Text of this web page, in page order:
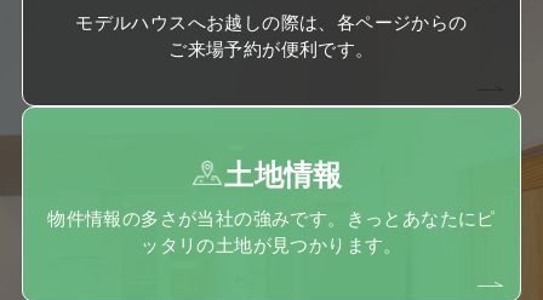
モデルハウスへお越しの際は、各ページからの
ご来場予約が便利です。
土地情報
物件情報の多さが当社の強みです。きっとあなたにピ
ッタリの土地が見つかります。